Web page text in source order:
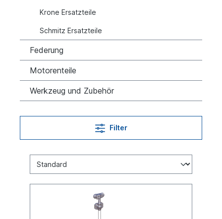
Krone Ersatzteile
Schmitz Ersatzteile
Federung
Motorenteile
Werkzeug und Zubehör
Filter